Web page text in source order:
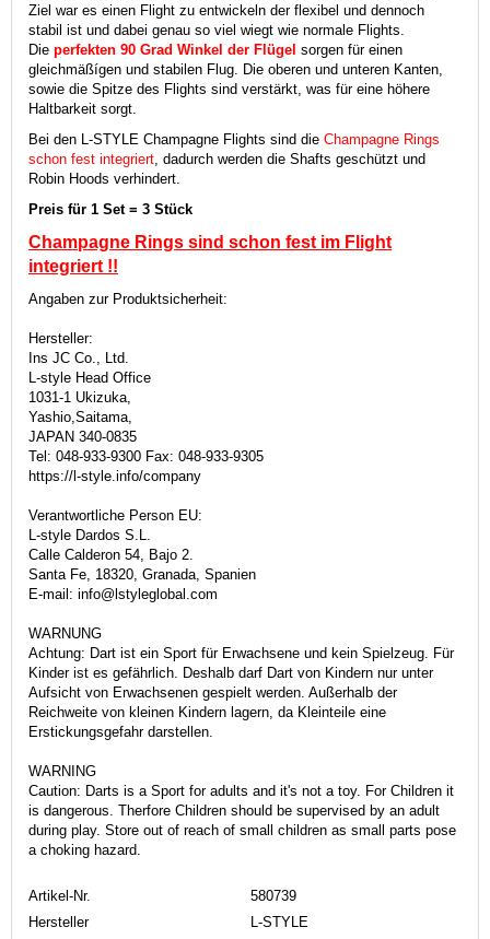
Ziel war es einen Flight zu entwickeln der flexibel und dennoch
stabil ist und dabei genau so viel wiegt wie normale Flights.
Die perfekten 90 Grad Winkel der Flügel sorgen für einen
gleichmäßígen und stabilen Flug. Die oberen und unteren Kanten,
sowie die Spitze des Flights sind verstärkt, was für eine höhere
Haltbarkeit sorgt.
Bei den L-STYLE Champagne Flights sind die Champagne Rings
schon fest integriert , dadurch werden die Shafts geschützt und
Robin Hoods verhindert.
Preis für 1 Set = 3 Stück
Champagne Rings sind schon fest im Flight
integriert !!
Angaben zur Produktsicherheit:
Hersteller:
Ins JC Co., Ltd.
L-style Head Office
1031-1 Ukizuka,
Yashio,Saitama,
JAPAN 340-0835
Tel: 048-933-9300 Fax: 048-933-9305
https://l-style.info/company
Verantwortliche Person EU:
L-style Dardos S.L.
Calle Calderon 54, Bajo 2.
Santa Fe, 18320, Granada, Spanien
E-mail: info@lstyleglobal.com
WARNUNG
Achtung: Dart ist ein Sport für Erwachsene und kein Spielzeug. Für
Kinder ist es gefährlich. Deshalb darf Dart von Kindern nur unter
Aufsicht von Erwachsenen gespielt werden. Außerhalb der
Reichweite von kleinen Kindern lagern, da Kleinteile eine
Erstickungsgefahr darstellen.
WARNING
Caution: Darts is a Sport for adults and it's not a toy. For Children it
is dangerous. Therfore Children should be supervised by an adult
during play. Store out of reach of small children as small parts pose
a choking hazard.
Artikel-Nr.
580739
Hersteller
L-STYLE